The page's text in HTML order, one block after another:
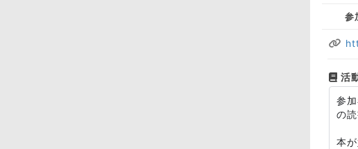
参
活
参
の読
本